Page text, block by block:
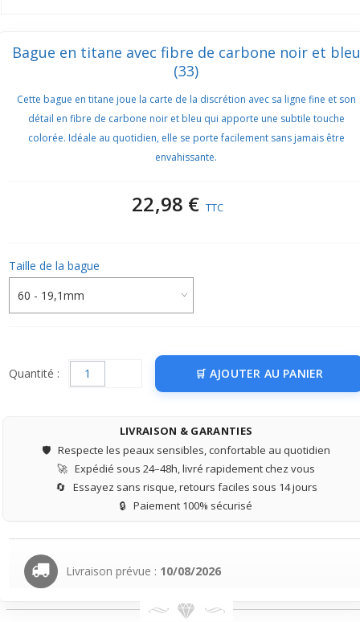
Bague en titane avec fibre de carbone noir et bleu
(33)
Cette bague en titane joue la carte de la discrétion avec sa ligne fine et son
détail en fibre de carbone noir et bleu qui apporte une subtile touche
colorée. Idéale au quotidien, elle se porte facilement sans jamais être
envahissante.
22,98 € TTC
Taille de la bague
Quantité : AJOUTER AU PANIER
LIVRAISON & GARANTIES
🛡️ Respecte les peaux sensibles, confortable au quotidien
🚀 Expédié sous 24–48h, livré rapidement chez vous
🔄 Essayez sans risque, retours faciles sous 14 jours
🔒 Paiement 100% sécurisé
Livraison prévue : 10/08/2026